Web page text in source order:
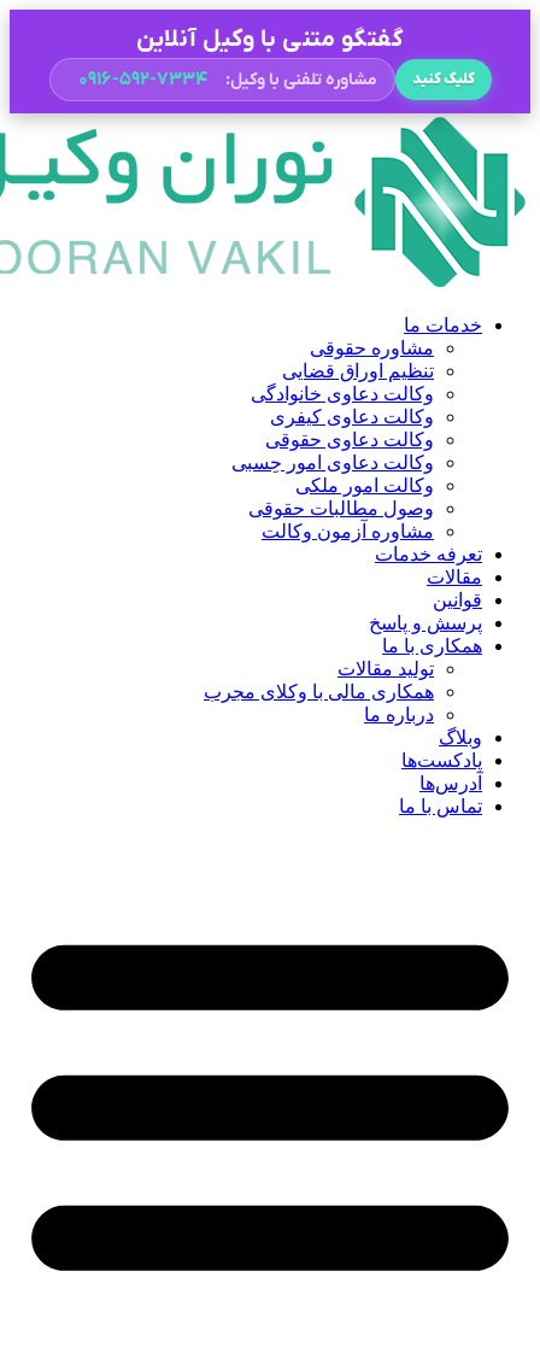
گفتگو متنی با وکیل آنلاین
کلیک کنید مشاوره تلفنی با وکیل: ۰۹۱۶-۵۹۲-۷۳۳۴
خدمات ما
مشاوره حقوقی
تنظیم اوراق قضایی
وکالت دعاوی خانوادگی
وکالت دعاوی کیفری
وکالت دعاوی حقوقی
وکالت دعاوی امور حِسبی
وکالت امور ملکی
وصول مطالبات حقوقی
مشاوره آزمون وکالت
تعرفه خدمات
مقالات
قوانین
پرسش و پاسخ
همکاری با ما
تولید مقالات
همکاری مالی با وکلای مجرب
درباره ما
وبلاگ
پادکست‌ها
آدرس‌ها
تماس با ما